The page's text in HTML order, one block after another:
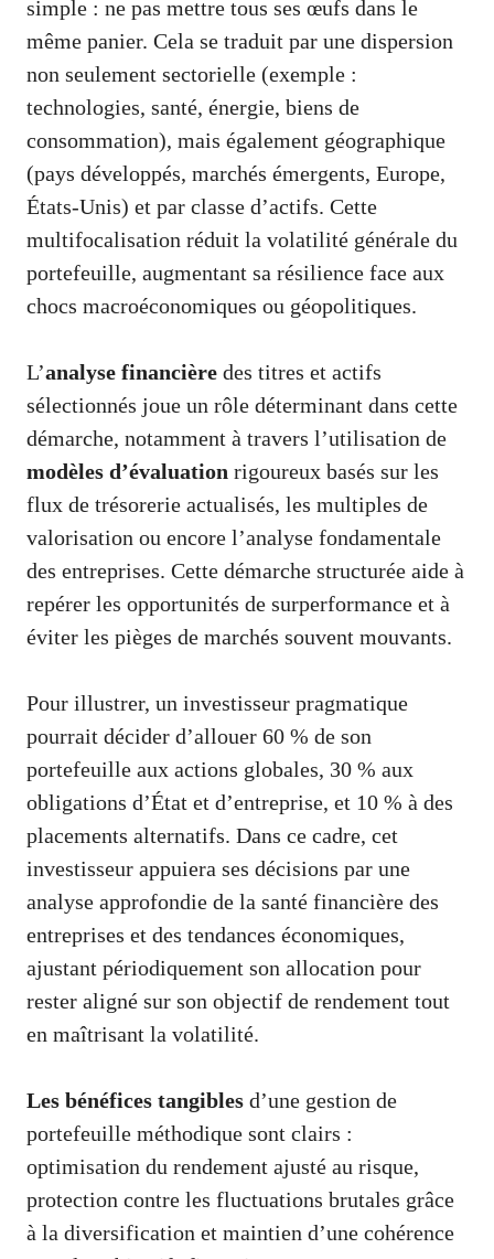
simple : ne pas mettre tous ses œufs dans le
même panier. Cela se traduit par une dispersion
non seulement sectorielle (exemple :
technologies, santé, énergie, biens de
consommation), mais également géographique
(pays développés, marchés émergents, Europe,
États-Unis) et par classe d’actifs. Cette
multifocalisation réduit la volatilité générale du
portefeuille, augmentant sa résilience face aux
chocs macroéconomiques ou géopolitiques.
L’analyse financière des titres et actifs
sélectionnés joue un rôle déterminant dans cette
démarche, notamment à travers l’utilisation de
modèles d’évaluation rigoureux basés sur les
flux de trésorerie actualisés, les multiples de
valorisation ou encore l’analyse fondamentale
des entreprises. Cette démarche structurée aide à
repérer les opportunités de surperformance et à
éviter les pièges de marchés souvent mouvants.
Pour illustrer, un investisseur pragmatique
pourrait décider d’allouer 60 % de son
portefeuille aux actions globales, 30 % aux
obligations d’État et d’entreprise, et 10 % à des
placements alternatifs. Dans ce cadre, cet
investisseur appuiera ses décisions par une
analyse approfondie de la santé financière des
entreprises et des tendances économiques,
ajustant périodiquement son allocation pour
rester aligné sur son objectif de rendement tout
en maîtrisant la volatilité.
Les bénéfices tangibles d’une gestion de
portefeuille méthodique sont clairs :
optimisation du rendement ajusté au risque,
protection contre les fluctuations brutales grâce
à la diversification et maintien d’une cohérence